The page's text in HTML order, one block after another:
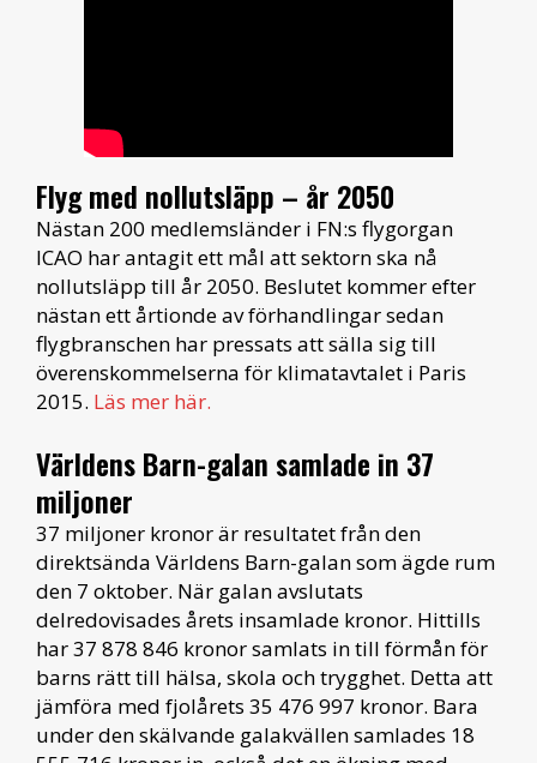
Flyg med nollutsläpp – år 2050
Nästan 200 medlemsländer i FN:s flygorgan
ICAO har antagit ett mål att sektorn ska nå
nollutsläpp till år 2050. Beslutet kommer efter
nästan ett årtionde av förhandlingar sedan
flygbranschen har pressats att sälla sig till
överenskommelserna för klimatavtalet i Paris
2015. Läs mer här.
Världens Barn-galan samlade in 37
miljoner
37 miljoner kronor är resultatet från den
direktsända Världens Barn-galan som ägde rum
den 7 oktober. När galan avslutats
delredovisades årets insamlade kronor. Hittills
har 37 878 846 kronor samlats in till förmån för
barns rätt till hälsa, skola och trygghet. Detta att
jämföra med fjolårets 35 476 997 kronor. Bara
under den skälvande galakvällen samlades 18